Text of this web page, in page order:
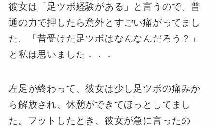
彼女は「足ツボ経験がある」と言うので、普
通の力で押したら意外とすごい痛がってまし
た。「昔受けた足ツボはなんなんだろう？」
と私は思いました．．．
左足が終わって、彼女は少し足ツボの痛みか
ら解放され、休憩ができてほっとしてまし
た。フットしたとき、彼女が急に言ったの